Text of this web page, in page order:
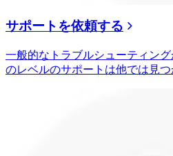
サポートを依頼する
一般的なトラブルシューティン
のレベルのサポートは他では見